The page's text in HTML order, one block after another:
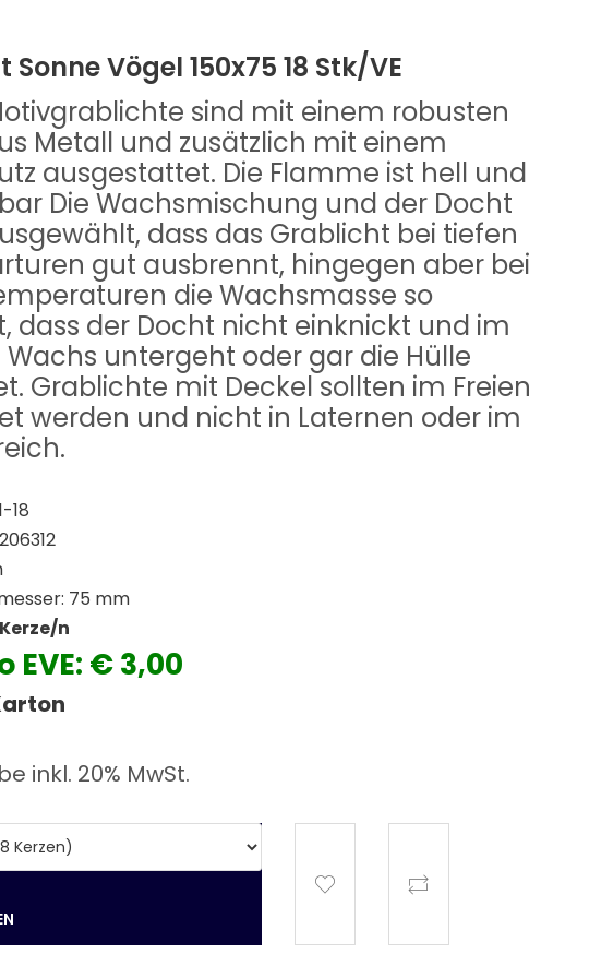
Vögel 150x75 18 Stk/VE
sind mit einem robusten
Metall und zusätzlich mit einem
ausgestattet. Die Flamme ist hell und
Die Wachsmischung und der Docht
dass das Grablicht bei tiefen
gut ausbrennt, hingegen aber bei
die Wachsmasse so
dass der Docht nicht einknickt und im
Wachs untergeht oder gar die Hülle
Grablichte mit Deckel sollten im Freien
werden und nicht in Laternen oder im
18
75 mm
n
EVE: € 3,00
inkl. 20% MwSt.